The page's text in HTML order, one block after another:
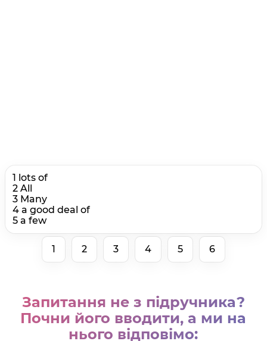
1 lots of
2 All
3 Many
4 a good deal of
5 a few
1 2 3 4 5 6
Запитання не з підручника?
Почни його вводити, а ми на
нього відповімо: